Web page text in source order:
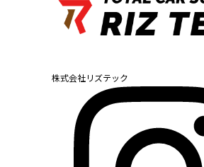
株式会社リズテック